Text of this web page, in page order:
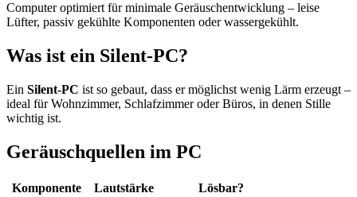
Computer optimiert für minimale Geräuschentwicklung – leise
Lüfter, passiv gekühlte Komponenten oder wassergekühlt.
Was ist ein Silent-PC?
Ein Silent-PC ist so gebaut, dass er möglichst wenig Lärm erzeugt –
ideal für Wohnzimmer, Schlafzimmer oder Büros, in denen Stille
wichtig ist.
Geräuschquellen im PC
Komponente Lautstärke
Lösbar?